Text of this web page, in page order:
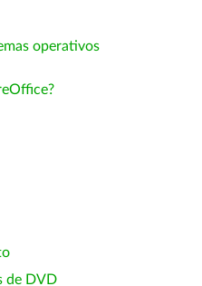
operativos
de DVD